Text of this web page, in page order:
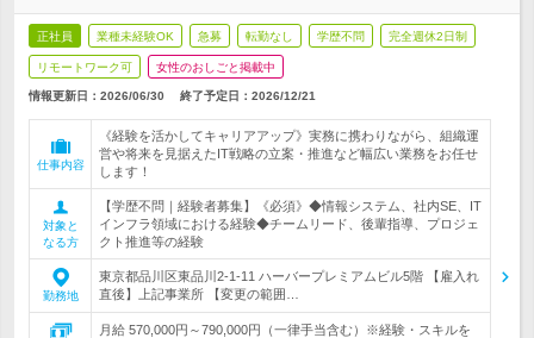
正社員 業種未経験OK 急募 転勤なし 学歴不問 完全週休2日制
リモートワーク可 女性のおしごと掲載中
情報更新日：2026/06/30 終了予定日： 2026/12/21
仕事内容
《経験を活かしてキャリアアップ》実務に携わりながら、組織運
営や将来を見据えたIT戦略の立案・推進など幅広い業務をお任せ
します！
対象と
なる方
【学歴不問｜経験者募集】《必須》◆情報システム、社内SE、IT
インフラ領域における経験◆チームリード、後輩指導、プロジェ
クト推進等の経験
勤務地
東京都品川区東品川2-1-11 ハーバープレミアムビル5階 【雇入れ
直後】上記事業所 【変更の範囲…
月給 570,000円～790,000円（一律手当含む）※経験・スキルを